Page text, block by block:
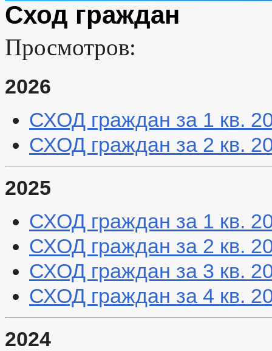
Сход граждан
Просмотров:
2026
СХОД граждан за 1 кв.
СХОД граждан за 2 кв.
2025
СХОД граждан за 1 кв.
СХОД граждан за 2 кв.
СХОД граждан за 3 кв.
СХОД граждан за 4 кв.
2024